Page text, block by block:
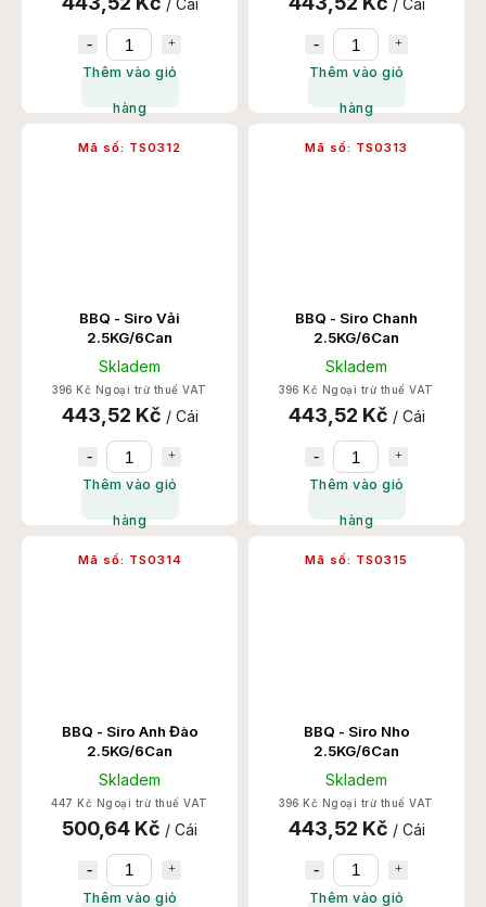
/ Cái
Thêm vào giỏ
hàng
/ Cái
Thêm vào giỏ
hàng
BBQ - Siro Vải
2.5KG/6Can
Skladem
396 Kč Ngoại trừ thuế VAT
443,52 Kč / Cái
Thêm vào giỏ
hàng
Mã số: TS0312
BBQ - Siro Chanh
2.5KG/6Can
Skladem
396 Kč Ngoại trừ thuế VAT
443,52 Kč / Cái
Thêm vào giỏ
hàng
Mã số: TS0313
BBQ - Siro Anh Đào
2.5KG/6Can
Skladem
447 Kč Ngoại trừ thuế VAT
500,64 Kč / Cái
Thêm vào giỏ
Mã số: TS0314
BBQ - Siro Nho
2.5KG/6Can
Skladem
396 Kč Ngoại trừ thuế VAT
443,52 Kč / Cái
Thêm vào giỏ
Mã số: TS0315